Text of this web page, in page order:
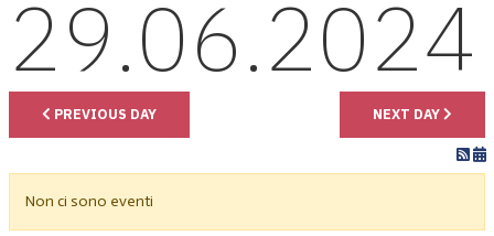
29.06.2024
PREVIOUS DAY NEXT DAY
Non ci sono eventi